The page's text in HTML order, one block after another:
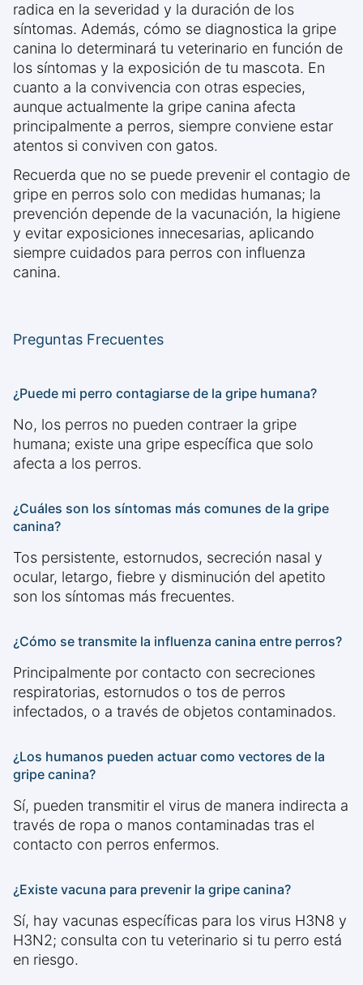
radica en la severidad y la duración de los
síntomas. Además, cómo se diagnostica la gripe
canina lo determinará tu veterinario en función de
los síntomas y la exposición de tu mascota. En
cuanto a la convivencia con otras especies,
aunque actualmente la gripe canina afecta
principalmente a perros, siempre conviene estar
atentos si conviven con gatos.
Recuerda que no se puede prevenir el contagio de
gripe en perros solo con medidas humanas; la
prevención depende de la vacunación, la higiene
y evitar exposiciones innecesarias, aplicando
siempre cuidados para perros con influenza
canina.
Preguntas Frecuentes
¿Puede mi perro contagiarse de la gripe humana?
No, los perros no pueden contraer la gripe
humana; existe una gripe específica que solo
afecta a los perros.
¿Cuáles son los síntomas más comunes de la gripe
canina?
Tos persistente, estornudos, secreción nasal y
ocular, letargo, fiebre y disminución del apetito
son los síntomas más frecuentes.
¿Cómo se transmite la influenza canina entre perros?
Principalmente por contacto con secreciones
respiratorias, estornudos o tos de perros
infectados, o a través de objetos contaminados.
¿Los humanos pueden actuar como vectores de la
gripe canina?
Sí, pueden transmitir el virus de manera indirecta a
través de ropa o manos contaminadas tras el
contacto con perros enfermos.
¿Existe vacuna para prevenir la gripe canina?
Sí, hay vacunas específicas para los virus H3N8 y
H3N2; consulta con tu veterinario si tu perro está
en riesgo.